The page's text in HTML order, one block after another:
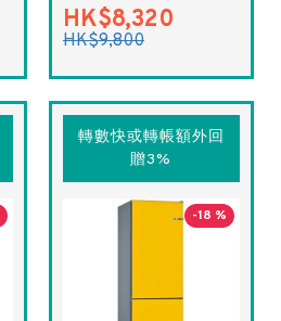
HK$8,320
HK$9,800
轉數快或轉帳額外回
贈3%
-18 %